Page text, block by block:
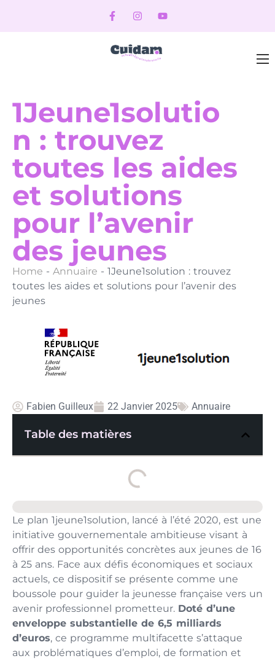
1Jeune1solutio
n : trouvez
toutes les aides
et solutions
pour l’avenir
des jeunes
Home - Annuaire - 1Jeune1solution : trouvez
toutes les aides et solutions pour l’avenir des
jeunes
Fabien Guilleux 22 Janvier 2025 Annuaire
Table des matières
Le plan 1jeune1solution, lancé à l’été 2020, est une
initiative gouvernementale ambitieuse visant à
offrir des opportunités concrètes aux jeunes de 16
à 25 ans. Face aux défis économiques et sociaux
actuels, ce dispositif se présente comme une
boussole pour guider la jeunesse française vers un
avenir professionnel prometteur. Doté d’une
enveloppe substantielle de 6,5 milliards
d’euros, ce programme multifacette s’attaque
aux problématiques d’emploi, de formation et